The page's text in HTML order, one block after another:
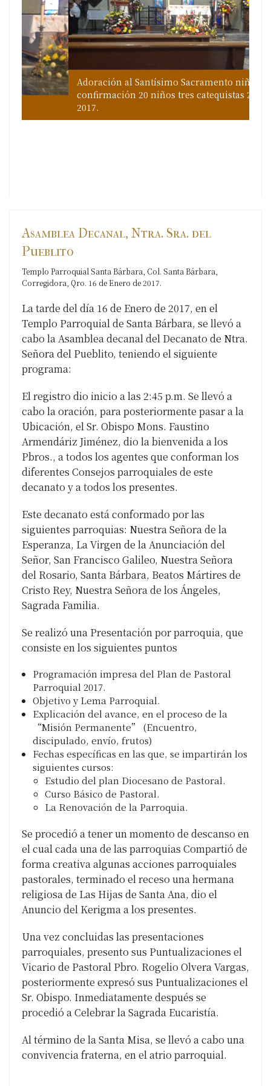
Adoración al Santísimo Sacramento niños
confirmación 20 niños tres catequistas 25 enero
Asamblea Decanal, Ntra. Sra. del
Pueblito
Templo Parroquial Santa Bárbara, Col. Santa Bárbara,
Corregidora, Qro. 16 de Enero de 2017.
La tarde del día 16 de Enero de 2017, en el
Templo Parroquial de Santa Bárbara, se llevó a
cabo la Asamblea decanal del Decanato de Ntra.
Señora del Pueblito, teniendo el siguiente
programa:
El registro dio inicio a las 2:45 p.m. Se llevó a
cabo la oración, para posteriormente pasar a la
Ubicación, el Sr. Obispo Mons. Faustino
Armendáriz Jiménez, dio la bienvenida a los
Pbros., a todos los agentes que conforman los
diferentes Consejos parroquiales de este
decanato y a todos los presentes.
Este decanato está conformado por las
siguientes parroquias: Nuestra Señora de la
Esperanza, La Virgen de la Anunciación del
Señor, San Francisco Galileo, Nuestra Señora
del Rosario, Santa Bárbara, Beatos Mártires de
Cristo Rey, Nuestra Señora de los Ángeles,
Sagrada Familia.
Se realizó una Presentación por parroquia, que
consiste en los siguientes puntos
Programación impresa del Plan de Pastoral
Parroquial 2017.
Objetivo y Lema Parroquial.
Explicación del avance, en el proceso de la
“Misión Permanente” (Encuentro,
discipulado, envío, frutos)
Fechas específicas en las que, se impartirán los
siguientes cursos:
Estudio del plan Diocesano de Pastoral.
Curso Básico de Pastoral.
La Renovación de la Parroquia.
Se procedió a tener un momento de descanso en
el cual cada una de las parroquias Compartió de
forma creativa algunas acciones parroquiales
pastorales, terminado el receso una hermana
religiosa de Las Hijas de Santa Ana, dio el
Anuncio del Kerigma a los presentes.
Una vez concluidas las presentaciones
parroquiales, presento sus Puntualizaciones el
Vicario de Pastoral Pbro. Rogelio Olvera Vargas,
posteriormente expresó sus Puntualizaciones el
Sr. Obispo. Inmediatamente después se
procedió a Celebrar la Sagrada Eucaristía.
Al término de la Santa Misa, se llevó a cabo una
convivencia fraterna, en el atrio parroquial.